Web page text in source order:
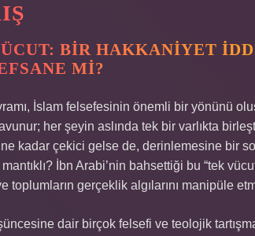
BIR HAKKANIYET
MI?
İslam felsefesinin önemli bir yönünü
her şeyin aslında tek bir varlıkta
kadar çekici gelse de, derinlemesine bir
İbn Arabi’nin bahsettiği bu “tek
toplumların gerçeklik algılarını manipüle
dair birçok felsefi ve teolojik